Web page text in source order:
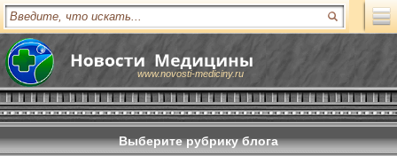
www.novosti-mediciny.ru
Выберите рубрику блога